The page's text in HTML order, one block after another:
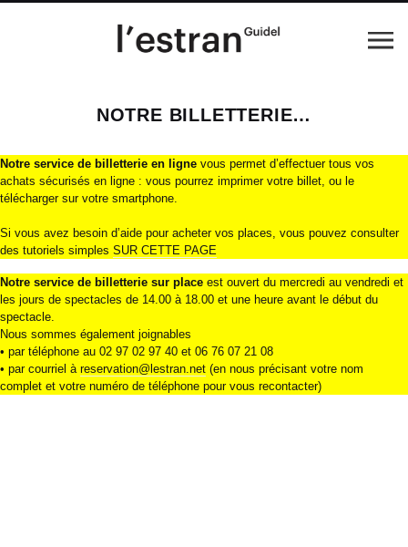
NOTRE BILLETTERIE…
Notre service de billetterie en ligne vous permet d’effectuer tous vos
achats sécurisés en ligne : vous pourrez imprimer votre billet, ou le
télécharger sur votre smartphone.
Si vous avez besoin d’aide pour acheter vos places, vous pouvez consulter
des tutoriels simples SUR CETTE PAGE
Notre service de billetterie sur place est ouvert du mercredi au vendredi et
les jours de spectacles de 14.00 à 18.00 et une heure avant le début du
spectacle.
Nous sommes également joignables
• par téléphone au 02 97 02 97 40 et 06 76 07 21 08‬
• par courriel à reservation@lestran.net (en nous précisant votre nom
complet et votre numéro de téléphone pour vous recontacter)